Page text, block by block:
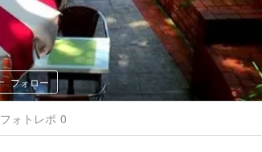
フォロー
フォトレポ 0